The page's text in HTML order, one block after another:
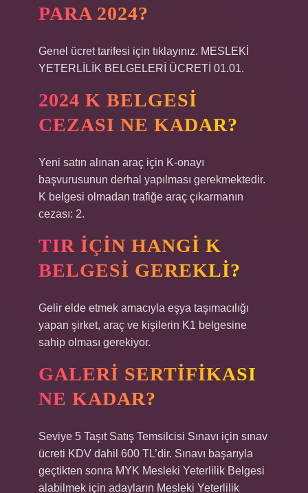
PARA 2024?
Genel ücret tarifesi için tıklayınız. MESLEKİ
YETERLİLİK BELGELERİ ÜCRETİ 01.01.
2024 K BELGESI
CEZASI NE KADAR?
Yeni satın alınan araç için K-onayı
başvurusunun derhal yapılması gerekmektedir.
K belgesi olmadan trafiğe araç çıkarmanın
cezası: 2.
TIR IÇIN HANGI K
BELGESI GEREKLI?
Gelir elde etmek amacıyla eşya taşımacılığı
yapan şirket, araç ve kişilerin K1 belgesine
sahip olması gerekiyor.
GALERI SERTIFIKASI
NE KADAR?
Seviye 5 Taşıt Satış Temsilcisi Sınavı için sınav
ücreti KDV dahil 600 TL’dir. Sınavı başarıyla
geçtikten sonra MYK Mesleki Yeterlilik Belgesi
alabilmek için adayların Mesleki Yeterlilik